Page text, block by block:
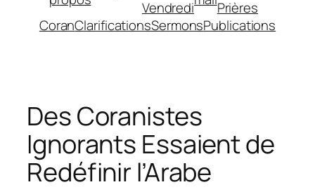
Vendredi
Prières
CoranClarificationsSermonsPublications
Des Coranistes
Ignorants Essaient de
Redéfinir l’Arabe